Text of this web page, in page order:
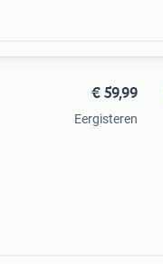
€ 59,99
Eergisteren